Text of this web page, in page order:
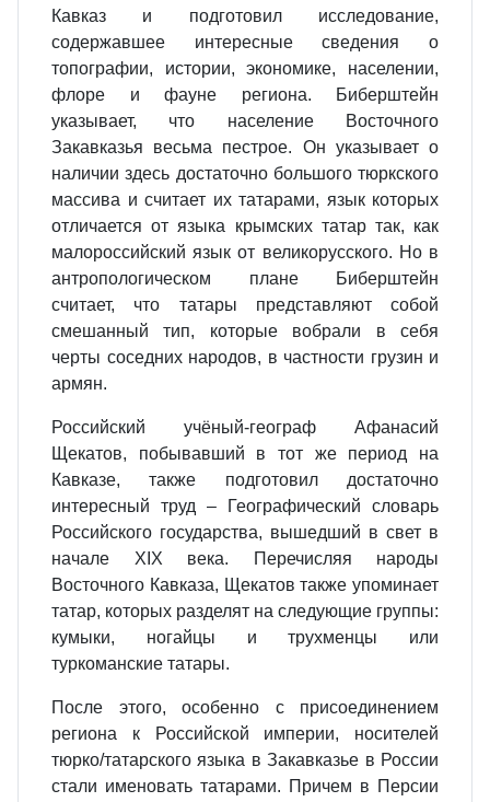
Кавказ и подготовил исследование,
содержавшее интересные сведения о
топографии, истории, экономике, населении,
флоре и фауне региона. Биберштейн
указывает, что население Восточного
Закавказья весьма пестрое. Он указывает о
наличии здесь достаточно большого тюркского
массива и считает их татарами, язык которых
отличается от языка крымских татар так, как
малороссийский язык от великорусского. Но в
антропологическом плане Биберштейн
считает, что татары представляют собой
смешанный тип, которые вобрали в себя
черты соседних народов, в частности грузин и
армян.
Российский учёный-географ Афанасий
Щекатов, побывавший в тот же период на
Кавказе, также подготовил достаточно
интересный труд – Географический словарь
Российского государства, вышедший в свет в
начале ХIХ века. Перечисляя народы
Восточного Кавказа, Щекатов также упоминает
татар, которых разделят на следующие группы:
кумыки, ногайцы и трухменцы или
туркоманские татары.
После этого, особенно с присоединением
региона к Российской империи, носителей
тюрко/татарского языка в Закавказье в России
стали именовать татарами. Причем в Персии